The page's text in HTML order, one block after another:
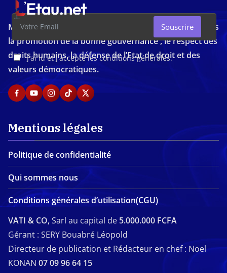
J'ai lu et j'accepte les conditions générales.
Souscrire
Média d'investigation ivoirien résolument engagé dans
la promotion de la bonne gouvernance , le respect des
droits humains, la défense de l’Etat de droit et des
valeurs démocratiques.
Mentions légales
Politique de confidentialité
Qui sommes nous
Conditions générales d’utilisation(CGU)
VATI & CO,Sarl au capital de 5.000.000 FCFA
Gérant : SERY Bouabré Léopold
Directeur de publication et Rédacteur en chef : Noel
KONAN 07 09 96 64 15